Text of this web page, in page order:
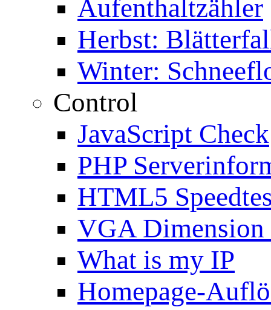
Aufenthaltzähler
Herbst:
Winter:
Control
JavaScript Check
PHP
HTML5
VGA Dimension
What is my IP
Homepage-